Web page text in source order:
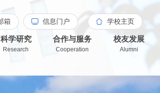
箱 信息门户 学校主页
科学研究
Research
合作与服务
Cooperation
校友发展
Alumni